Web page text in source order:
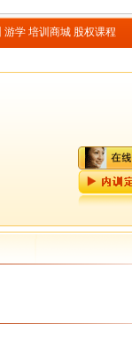
游学 培训商城 股权课程